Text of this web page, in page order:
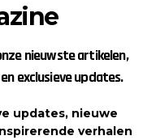
nieuwste artikelen,
exclusieve updates.
updates, nieuwe
verhalen